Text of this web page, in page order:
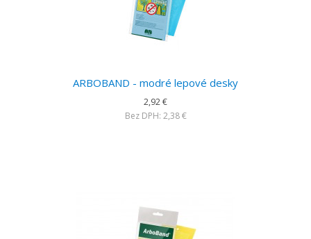
ARBOBAND - modré lepové desky
2,92 €
Bez DPH: 2,38 €